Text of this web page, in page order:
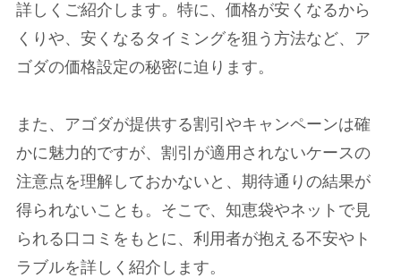
詳しくご紹介します。特に、価格が安くなるから
くりや、安くなるタイミングを狙う方法など、ア
ゴダの価格設定の秘密に迫ります。
また、アゴダが提供する割引やキャンペーンは確
かに魅力的ですが、割引が適用されないケースの
注意点を理解しておかないと、期待通りの結果が
得られないことも。そこで、知恵袋やネットで見
られる口コミをもとに、利用者が抱える不安やト
ラブルを詳しく紹介します。